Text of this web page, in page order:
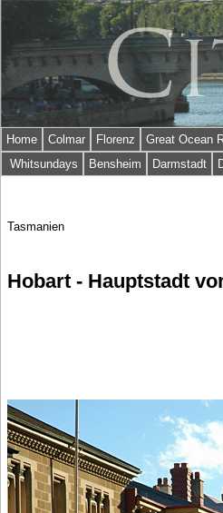
Home Colmar Florenz Great Ocean
Whitsundays
Bensheim Darmstadt
Tasmanien
Hobart - Hauptstadt